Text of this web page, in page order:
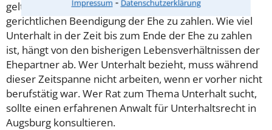
Impressum Datenschutzerklärung
gelten andere Vorschriften; dieser ist erst nach der
gerichtlichen Beendigung der Ehe zu zahlen. Wie viel
Unterhalt in der Zeit bis zum Ende der Ehe zu zahlen
ist, hängt von den bisherigen Lebensverhältnissen der
Ehepartner ab. Wer Unterhalt bezieht, muss während
dieser Zeitspanne nicht arbeiten, wenn er vorher nicht
berufstätig war. Wer Rat zum Thema Unterhalt sucht,
sollte einen erfahrenen Anwalt für Unterhaltsrecht in
Augsburg konsultieren.